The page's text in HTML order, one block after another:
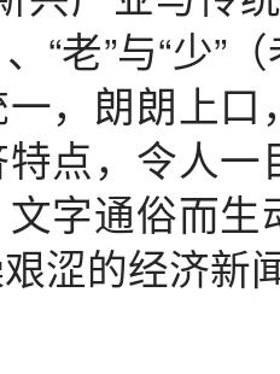
“老”与“少”
，朗朗上
点，令人
字通俗而
涩的经济新